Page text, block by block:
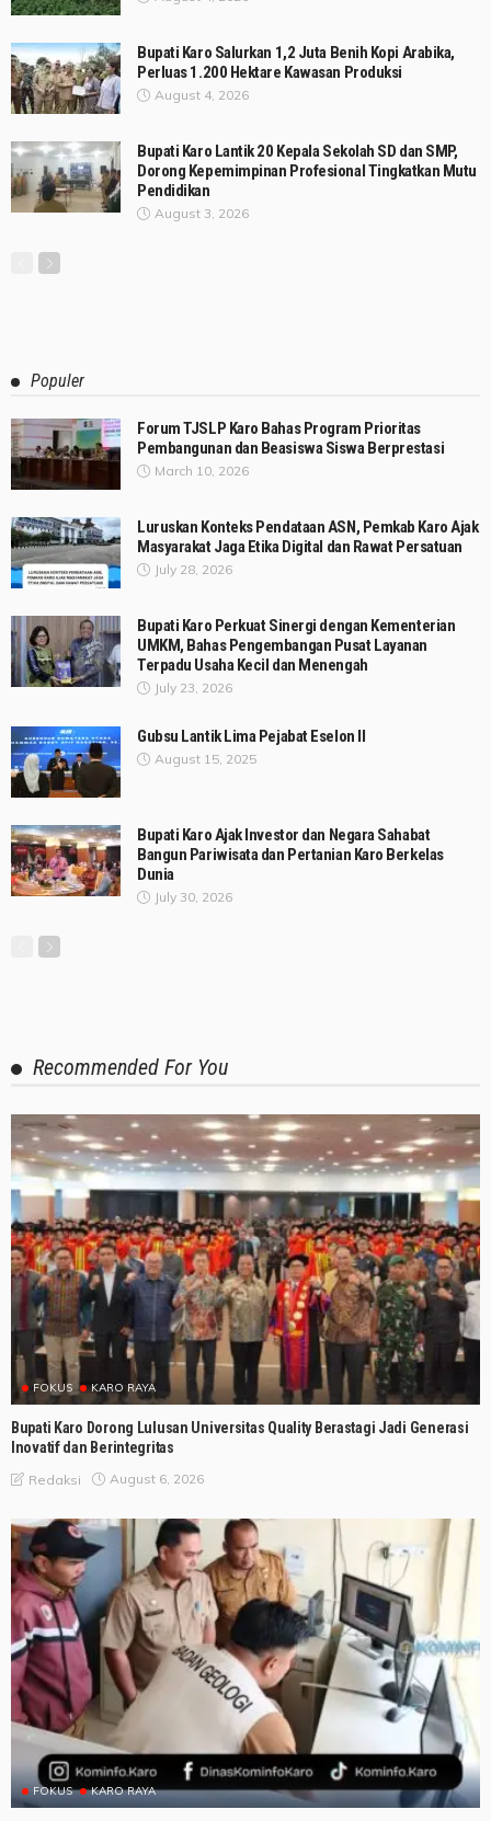
Bupati Karo Salurkan 1,2 Juta Benih Kopi Arabika,
Perluas 1.200 Hektare Kawasan Produksi
August 4, 2026
Bupati Karo Lantik 20 Kepala Sekolah SD dan SMP,
Dorong Kepemimpinan Profesional Tingkatkan Mutu
Pendidikan
August 3, 2026
Populer
Forum TJSLP Karo Bahas Program Prioritas
Pembangunan dan Beasiswa Siswa Berprestasi
March 10, 2026
Luruskan Konteks Pendataan ASN, Pemkab Karo Ajak
Masyarakat Jaga Etika Digital dan Rawat Persatuan
July 28, 2026
Bupati Karo Perkuat Sinergi dengan Kementerian
UMKM, Bahas Pengembangan Pusat Layanan
Terpadu Usaha Kecil dan Menengah
July 23, 2026
Gubsu Lantik Lima Pejabat Eselon II
August 15, 2025
Bupati Karo Ajak Investor dan Negara Sahabat
Bangun Pariwisata dan Pertanian Karo Berkelas
Dunia
July 30, 2026
Recommended For You
FOKUS KARO RAYA
Bupati Karo Dorong Lulusan Universitas Quality Berastagi Jadi Generasi
Inovatif dan Berintegritas
Redaksi August 6, 2026
FOKUS KARO RAYA